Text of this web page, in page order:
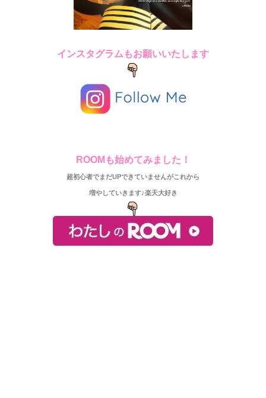
インスタグラムもお願いいたします
ROOMも始めてみました！
超初心者でまだUPできていませんがこれから
増やしていきます♪楽天大好き